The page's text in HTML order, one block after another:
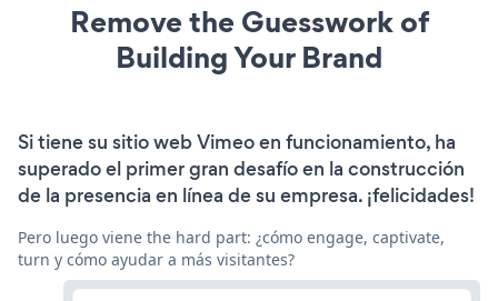
Remove the Guesswork of
Building Your Brand
Si tiene su sitio web Vimeo en funcionamiento, ha
superado el primer gran desafío en la construcción
de la presencia en línea de su empresa. ¡felicidades!
Pero luego viene the hard part: ¿cómo engage, captivate,
turn y cómo ayudar a más visitantes?